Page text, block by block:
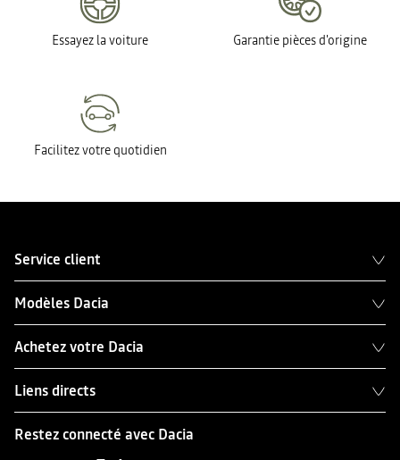
Essayez la voiture Garantie pièces d'origine
Facilitez votre quotidien
Service client
Modèles Dacia
Achetez votre Dacia
Liens directs
Restez connecté avec Dacia